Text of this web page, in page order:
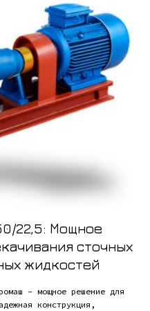
22,5: Мощное
сточных
жидкостей
– мощное решение для
конструкция,